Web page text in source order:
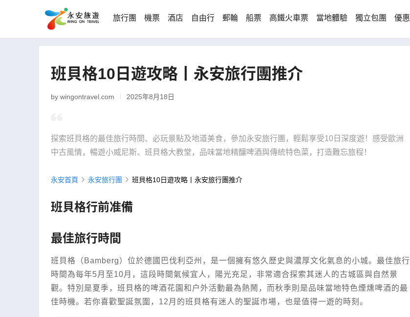
旅行團 機票 酒店 自由行 郵輪 船票 高鐵火車票 當地體驗 獨立包團 優惠
班貝格10日遊攻略丨永安旅行團推介
by wingontravel.com 2025年8月18日
探索班貝格的最佳旅行時間、必玩景點及地道美食，參加永安旅行團，輕鬆享受10日深度遊！感受歐洲
中古風情，暢遊小威尼斯、班貝格大教堂，品味當地精釀啤酒與傳統特色菜，打造難忘旅程！
永安首頁 永安旅行團 班貝格10日遊攻略丨永安旅行團推介
班貝格行前准備
最佳旅行時間
班貝格（Bamberg）位於德國巴伐利亞州，是一個擁有悠久歷史與濃厚文化氣息的小城。最佳旅行
時間為每年5月至10月，這段時間氣候宜人，陽光充足，非常適合探索其迷人的古城區與自然景
觀。特別是夏季，班貝格的啤酒花園和戶外活動最為熱鬧，而秋季則是品味當地特色煙燻啤酒的最
佳時機。若你喜歡聖誕氛圍，12月的班貝格有迷人的聖誕市場，也是值得一遊的時刻。